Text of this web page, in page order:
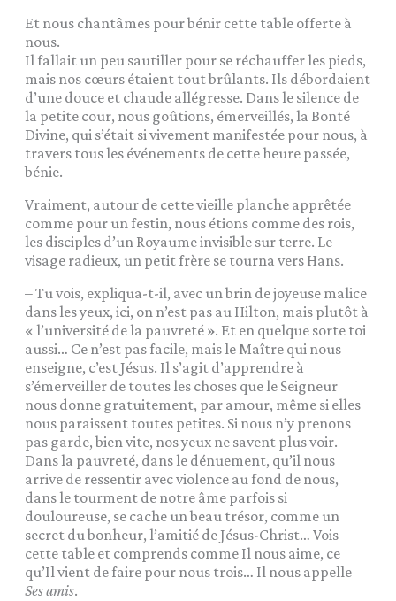
Et nous chantâmes pour bénir cette table offerte à
nous.
Il fallait un peu sautiller pour se réchauffer les pieds,
mais nos cœurs étaient tout brûlants. Ils débordaient
d’une douce et chaude allégresse. Dans le silence de
la petite cour, nous goûtions, émerveillés, la Bonté
Divine, qui s’était si vivement manifestée pour nous, à
travers tous les événements de cette heure passée,
bénie.
Vraiment, autour de cette vieille planche apprêtée
comme pour un festin, nous étions comme des rois,
les disciples d’un Royaume invisible sur terre. Le
visage radieux, un petit frère se tourna vers Hans.
– Tu vois, expliqua-t-il, avec un brin de joyeuse malice
dans les yeux, ici, on n’est pas au Hilton, mais plutôt à
« l’université de la pauvreté ». Et en quelque sorte toi
aussi… Ce n’est pas facile, mais le Maître qui nous
enseigne, c’est Jésus. Il s’agit d’apprendre à
s’émerveiller de toutes les choses que le Seigneur
nous donne gratuitement, par amour, même si elles
nous paraissent toutes petites. Si nous n’y prenons
pas garde, bien vite, nos yeux ne savent plus voir.
Dans la pauvreté, dans le dénuement, qu’il nous
arrive de ressentir avec violence au fond de nous,
dans le tourment de notre âme parfois si
douloureuse, se cache un beau trésor, comme un
secret du bonheur, l’amitié de Jésus-Christ… Vois
cette table et comprends comme Il nous aime, ce
qu’Il vient de faire pour nous trois… Il nous appelle
Ses amis.